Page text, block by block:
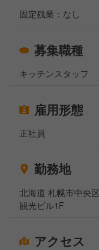
固定残業：なし
募集職種
キッチンスタッフ
雇用形態
正社員
勤務地
北海道 札幌市中央
観光ビル1F
アクセス